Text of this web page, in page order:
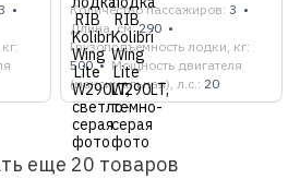
Количество пассажиров 3
Длина, см 290
Грузоподъемность лодки, кг
500
Мощность двигателя
(максимальная), л.с. 20
еще 20 товаров